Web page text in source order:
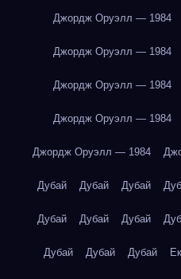
Джордж Оруэлл — 1984
Джордж Оруэлл — 1984
Джордж Оруэлл — 1984
Джордж Оруэлл — 1984
Джордж Оруэлл — 1984
Дубай Дубай Дубай
Дубай Дубай Дубай
Дубай Дубай Дубай